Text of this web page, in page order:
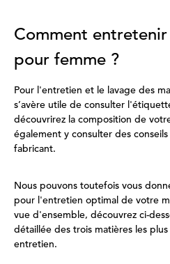
Comment
pour femme ?
Pour l'entretien et le lavage des
s’avère utile de consulter
découvrirez la composition de
également y consulter des
fabricant.
Nous pouvons toutefois vous
pour l'entretien optimal de votre
vue d'ensemble, découvrez ci-
détaillée des trois matières les
entretien.